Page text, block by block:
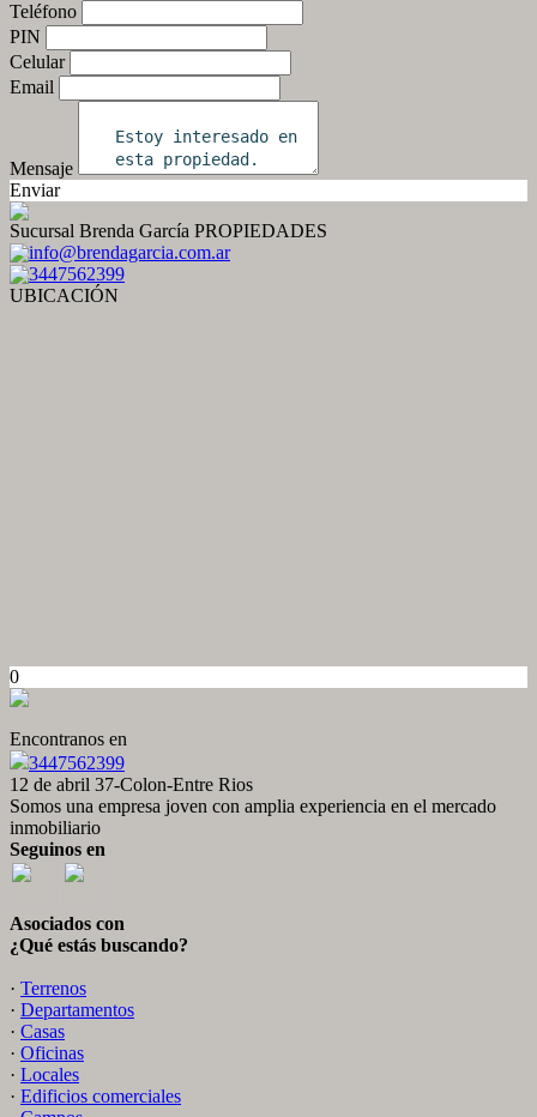
Teléfono
PIN
Celular
Email
Mensaje
Enviar
Sucursal Brenda García PROPIEDADES
info@brendagarcia.com.ar
3447562399
UBICACIÓN
0
Encontranos en
3447562399
12 de abril 37-Colon-Entre Rios
Somos una empresa joven con amplia experiencia en el mercado
inmobiliario
Seguinos en
Asociados con
¿Qué estás buscando?
· Terrenos
· Departamentos
· Casas
· Oficinas
· Locales
· Edificios comerciales